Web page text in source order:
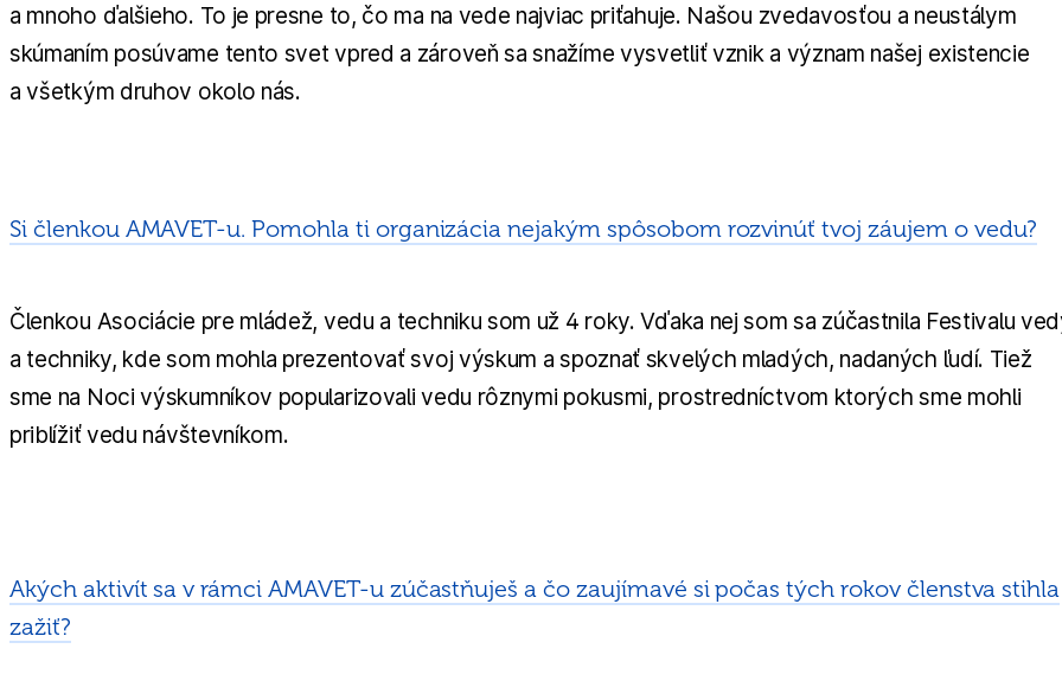
a mnoho ďalšieho. To je presne to, čo ma na vede najviac priťahuje. Našou zvedavosťou a neustálym
skúmaním posúvame tento svet vpred a zároveň sa snažíme vysvetliť vznik a význam našej existencie
a všetkým druhov okolo nás.
Si členkou AMAVET-u. Pomohla ti organizácia nejakým spôsobom rozvinúť tvoj záujem o vedu?
Členkou Asociácie pre mládež, vedu a techniku som už 4 roky. Vďaka nej som sa zúčastnila Festivalu
a techniky, kde som mohla prezentovať svoj výskum a spoznať skvelých mladých, nadaných ľudí. Tiež
sme na Noci výskumníkov popularizovali vedu rôznymi pokusmi, prostredníctvom ktorých sme mohli
priblížiť vedu návštevníkom.
Akých aktivít sa v rámci AMAVET-u zúčastňuješ a čo zaujímavé si počas tých rokov členstva stihla
zažiť?